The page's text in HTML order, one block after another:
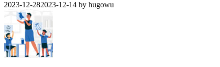
2023-12-282023-12-14 by hugowu